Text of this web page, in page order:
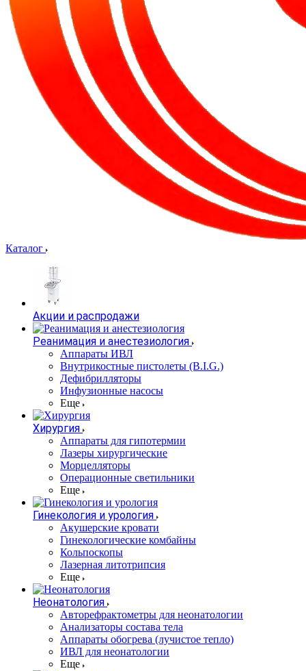
Каталог
Акции и распродажи
Реанимация и анестезиология
Аппараты ИВЛ
Внутрикостные пистолеты (B.I.G.)
Дефибрилляторы
Инфузионные насосы
Еще
Хирургия
Аппараты для гипотермии
Лазеры хирургические
Морцелляторы
Операционные светильники
Еще
Гинекология и урология
Акушерские кровати
Гинекологические комбайны
Кольпоскопы
Лазерная литотрипсия
Еще
Неонатология
Авторефрактометры для неонатологии
Анализаторы состава тела
Аппараты обогрева (лучистое тепло)
ИВЛ для неонатологии
Еще